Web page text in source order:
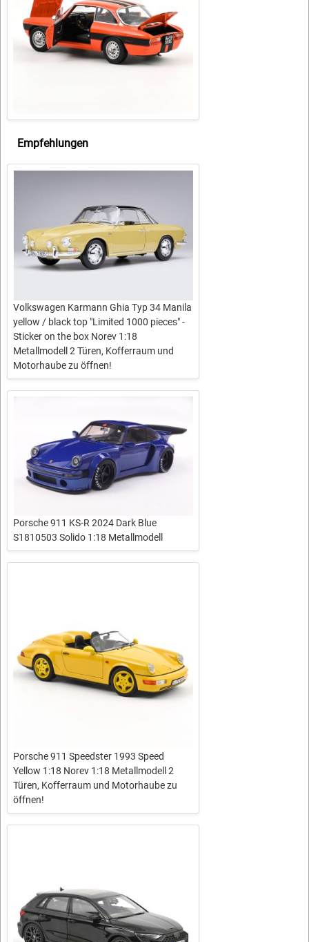
Empfehlungen
Volkswagen Karmann Ghia Typ 34 Manila
yellow / black top "Limited 1000 pieces" -
Sticker on the box Norev 1:18
Metallmodell 2 Türen, Kofferraum und
Motorhaube zu öffnen!
Porsche 911 KS-R 2024 Dark Blue
S1810503 Solido 1:18 Metallmodell
Porsche 911 Speedster 1993 Speed
Yellow 1:18 Norev 1:18 Metallmodell 2
Türen, Kofferraum und Motorhaube zu
öffnen!